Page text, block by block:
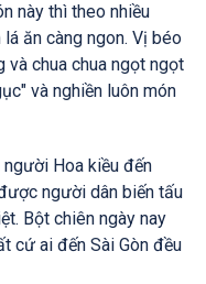
này thì theo nhiều
ăn càng ngon. Vị béo
và chua chua ngọt ngọt
và nghiền luôn món
Hoa kiều đến
người dân biến tấu
Bột chiên ngày nay
cứ ai đến Sài Gòn đều